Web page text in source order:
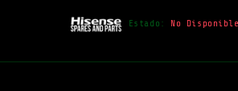
Estado:No